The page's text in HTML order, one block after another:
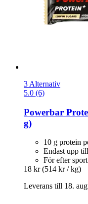
3 Alternativ
5.0 (6)
Powerbar
g)
10 g protein
Endast upp
För efter
18 kr (514 kr / kg)
Leverans till 18.